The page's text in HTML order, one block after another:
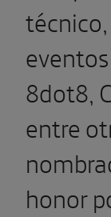
8dot8,
entre
honor